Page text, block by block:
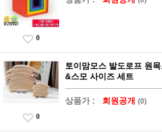
0
토이맘모스 발도로프 원
&스모 사이즈 세트
상품가 : 회원공개 (0)
0